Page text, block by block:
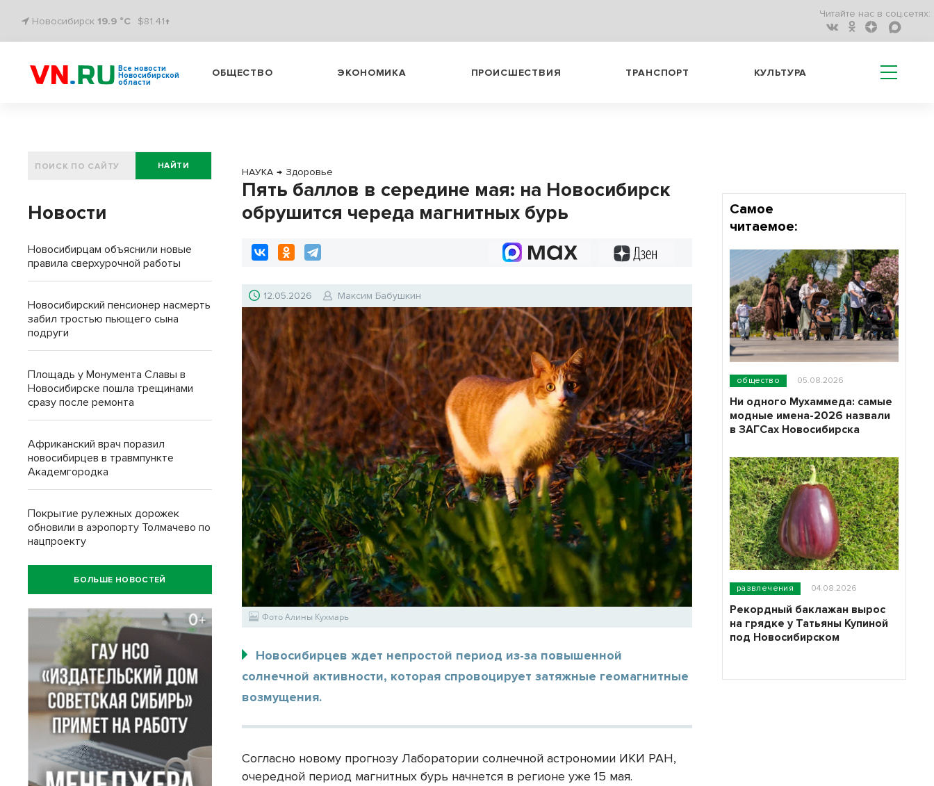
Новосибирск 19.9 °C $81.41↑
Читайте нас в соц.сетях:
Все новости
Новосибирской
области
ОБЩЕСТВО ЭКОНОМИКА ПРОИСШЕСТВИЯ ТРАНСПОРТ КУЛЬТУРА
НАУКА → Здоровье
Пять баллов в середине мая: на Новосибирск
обрушится череда магнитных бурь
12.05.2026 Максим Бабушкин
Фото Алины Кухмарь
Новосибирцев ждет непростой период из-за повышенной
солнечной активности, которая спровоцирует затяжные геомагнитные
возмущения.
Согласно новому прогнозу Лаборатории солнечной астрономии ИКИ РАН,
очередной период магнитных бурь начнется в регионе уже 15 мая.
НАЙТИ
Новости
Новосибирцам объяснили новые
правила сверхурочной работы
Новосибирский пенсионер насмерть
забил тростью пьющего сына
подруги
Площадь у Монумента Славы в
Новосибирске пошла трещинами
сразу после ремонта
Африканский врач поразил
новосибирцев в травмпункте
Академгородка
Покрытие рулежных дорожек
обновили в аэропорту Толмачево по
нацпроекту
БОЛЬШЕ НОВОСТЕЙ
Самое
читаемое:
общество 05.08.2026
Ни одного Мухаммеда: самые
модные имена-2026 назвали
в ЗАГСах Новосибирска
развлечения 04.08.2026
Рекордный баклажан вырос
на грядке у Татьяны Купиной
под Новосибирском